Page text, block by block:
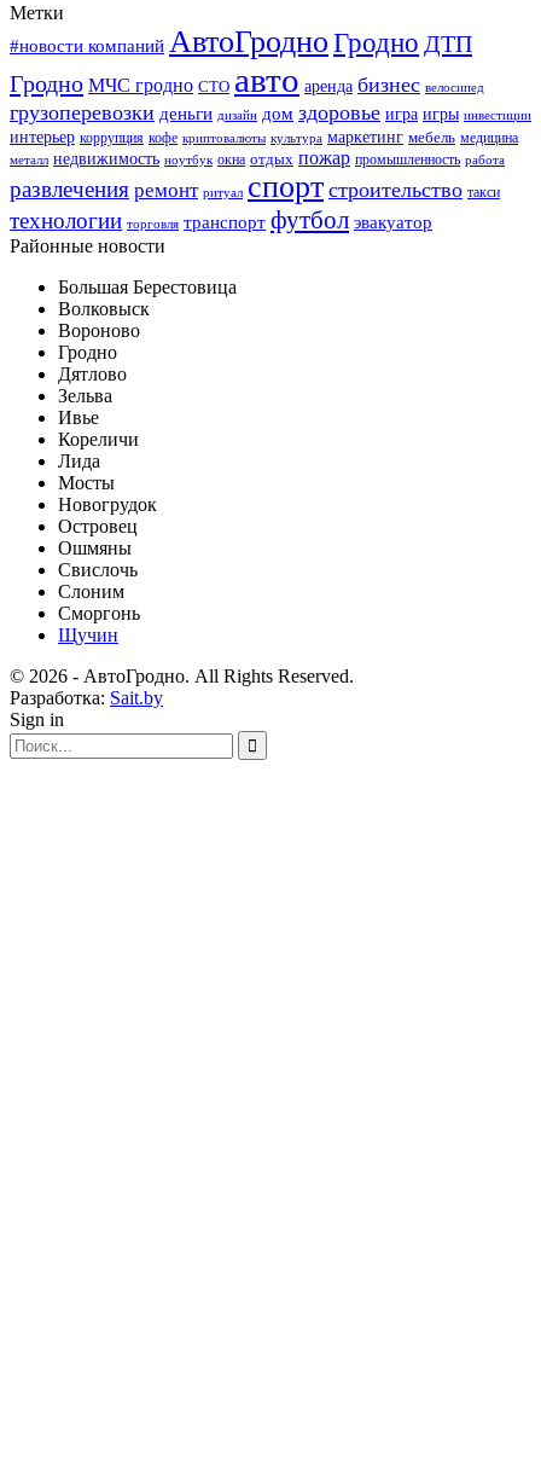
Метки
#новости компаний АвтоГродноГродно ДТП
Гродно МЧС гродно СТО авто аренда бизнес велосипед
грузоперевозки деньги дизайн дом здоровье игра игры инвестиции
интерьер коррупция кофе криптовалюты культура маркетинг мебель медицина
металл недвижимость ноутбук окна отдых пожар промышленность работа
развлечения ремонт ритуал спорт строительство такси
технологии торговля транспорт футбол эвакуатор
Районные новости
Большая Берестовица
Волковыск
Вороново
Гродно
Дятлово
Зельва
Ивье
Кореличи
Лида
Мосты
Новогрудок
Островец
Ошмяны
Свислочь
Слоним
Сморгонь
Щучин
© 2026 - АвтоГродно. All Rights Reserved.
Разработка: Sait.by
Sign in